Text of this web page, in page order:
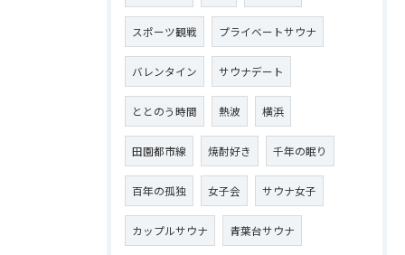
スポーツ観戦 プライベートサウナ
バレンタイン サウナデート
ととのう時間 熱波 横浜
田園都市線 焼酎好き 千年の眠り
百年の孤独 女子会 サウナ女子
カップルサウナ 青葉台サウナ